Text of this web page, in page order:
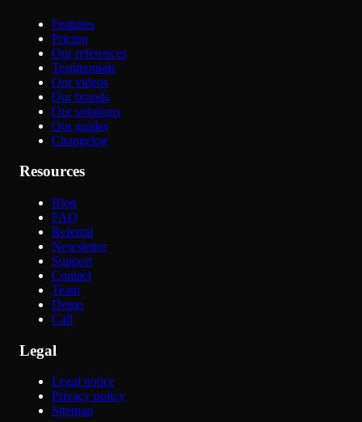
Features
Pricing
Our references
Testimonials
Our videos
Our brands
Our solutions
Our guides
Changelog
Resources
Blog
FAQ
Referral
Newsletter
Support
Contact
Team
Demo
Call
Legal
Legal notice
Privacy policy
Sitemap